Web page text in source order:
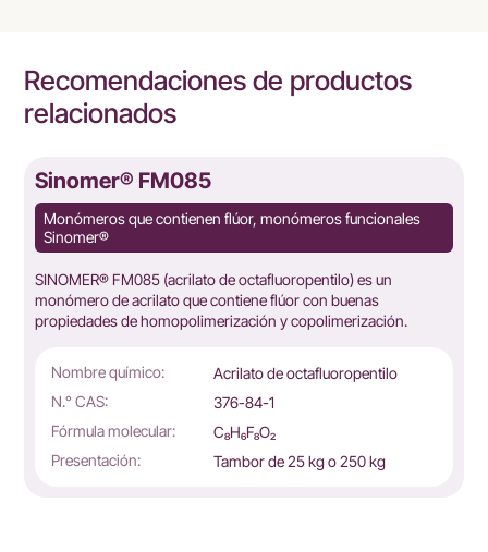
Recomendaciones de productos
relacionados
Sinomer® FM085
Monómeros que contienen flúor, monómeros funcionales
Sinomer®
SINOMER® FM085 (acrilato de octafluoropentilo) es un
monómero de acrilato que contiene flúor con buenas
propiedades de homopolimerización y copolimerización.
Nombre químico:
Acrilato de octafluoropentilo
N.° CAS:
376-84-1
Fórmula molecular:
C₈H₆F₈O₂
Presentación:
Tambor de 25 kg o 250 kg